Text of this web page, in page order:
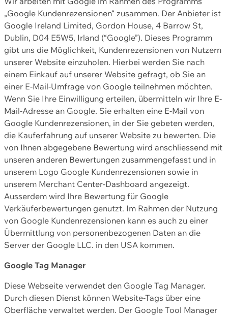
„Google Kundenrezensionen“ zusammen. Der Anbieter ist
Google Ireland Limited, Gordon House, 4 Barrow St,
Dublin, D04 E5W5, Irland (“Google”). Dieses Programm
gibt uns die Möglichkeit, Kundenrezensionen von Nutzern
unserer Website einzuholen. Hierbei werden Sie nach
einem Einkauf auf unserer Website gefragt, ob Sie an
einer E-Mail-Umfrage von Google teilnehmen möchten.
Wenn Sie Ihre Einwilligung erteilen, übermitteln wir Ihre E-
Mail-Adresse an Google. Sie erhalten eine E-Mail von
Google Kundenrezensionen, in der Sie gebeten werden,
die Kauferfahrung auf unserer Website zu bewerten. Die
von Ihnen abgegebene Bewertung wird anschliessend mit
unseren anderen Bewertungen zusammengefasst und in
unserem Logo Google Kundenrezensionen sowie in
unserem Merchant Center-Dashboard angezeigt.
Ausserdem wird Ihre Bewertung für Google
Verkäuferbewertungen genutzt. Im Rahmen der Nutzung
von Google Kundenrezensionen kann es auch zu einer
Übermittlung von personenbezogenen Daten an die
Server der Google LLC. in den USA kommen.
Google Tag Manager
Diese Webseite verwendet den Google Tag Manager.
Durch diesen Dienst können Website-Tags über eine
Oberfläche verwaltet werden. Der Google Tool Manager